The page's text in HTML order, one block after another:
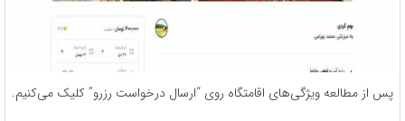
پس از مطالعه ویژگی‌های اقامتگاه روی “ارسال درخواست رزرو” کلیک می‌کنیم.